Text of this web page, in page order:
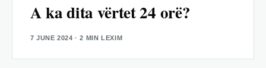
A ka dita vërtet 24 orë?
7 JUNE 2024 · 2 MIN LEXIM